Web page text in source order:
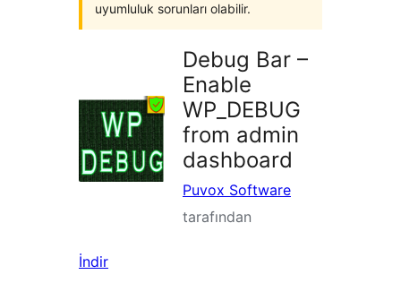
uyumluluk sorunları olabilir.
Debug Bar –
Enable
WP_DEBUG
from admin
dashboard
Puvox Software
tarafından
İndir